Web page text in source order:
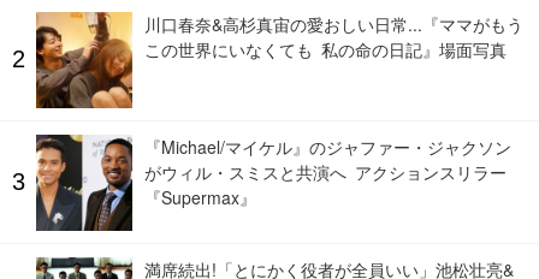
川口春奈&高杉真宙の愛おしい日常...『ママがもう
この世界にいなくても 私の命の日記』場面写真
『Michael/マイケル』のジャファー・ジャクソン
がウィル・スミスと共演へ アクションスリラー
『Supermax』
満席続出!「とにかく役者が全員いい」池松壮亮&